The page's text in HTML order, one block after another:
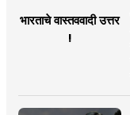
भारताचे वास्तववादी उत्तर
!